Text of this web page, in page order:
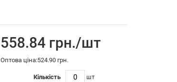
558.84 грн./шт
Оптова ціна:524.90 грн.
Кількість шт